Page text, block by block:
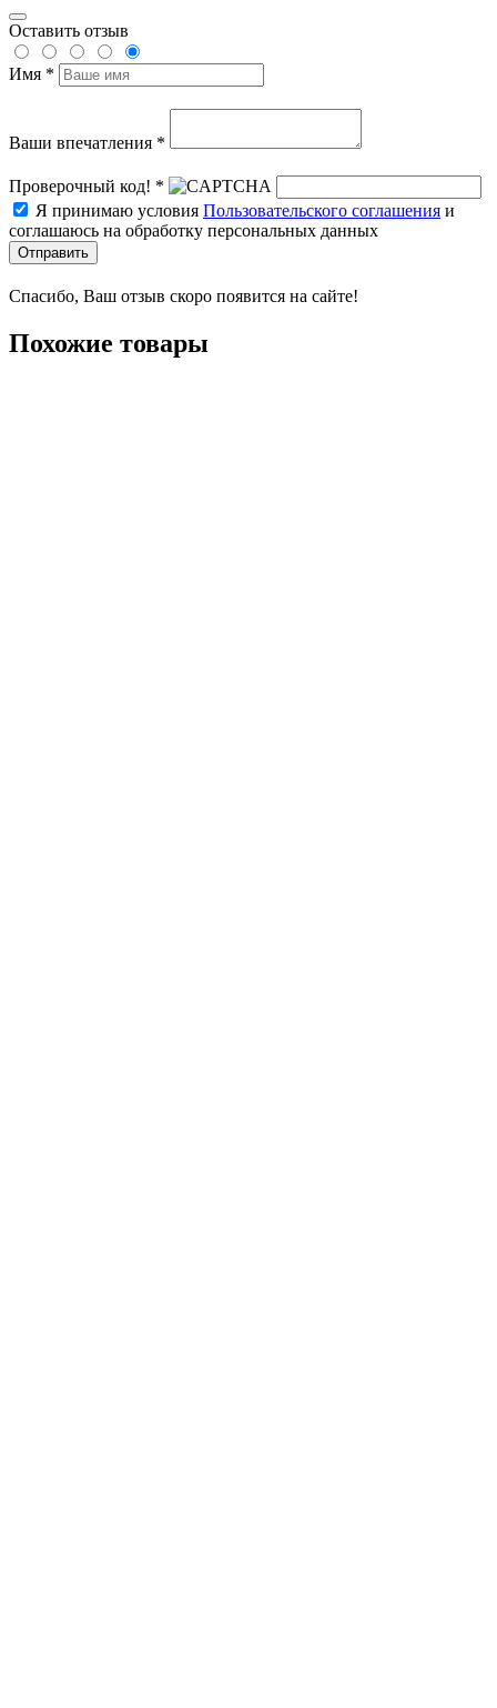
Оставить отзыв
Имя *
Ваши впечатления *
Проверочный код! *
Я принимаю условия Пользовательского соглашения и
соглашаюсь на обработку персональных данных
Отправить
Спасибо, Ваш отзыв скоро появится на сайте!
Похожие товары